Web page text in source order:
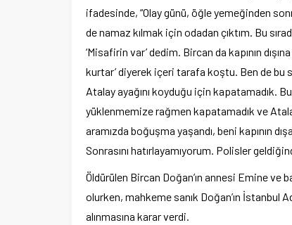
ifadesinde, “Olay günü, öğle yemeğinden
de namaz kılmak için odadan çıktım. Bu
‘Misafirin var’ dedim. Bircan da kapının
kurtar’ diyerek içeri tarafa koştu. Ben de bu
Atalay ayağını koyduğu için kapatamadık.
yüklenmemize rağmen kapatamadık ve
aramızda boğuşma yaşandı, beni kapının
Sonrasını hatırlayamıyorum. Polisler
Öldürülen Bircan Doğan’ın annesi Emine ve
olurken, mahkeme sanık Doğan’ın İstanbul
alınmasına karar verdi.